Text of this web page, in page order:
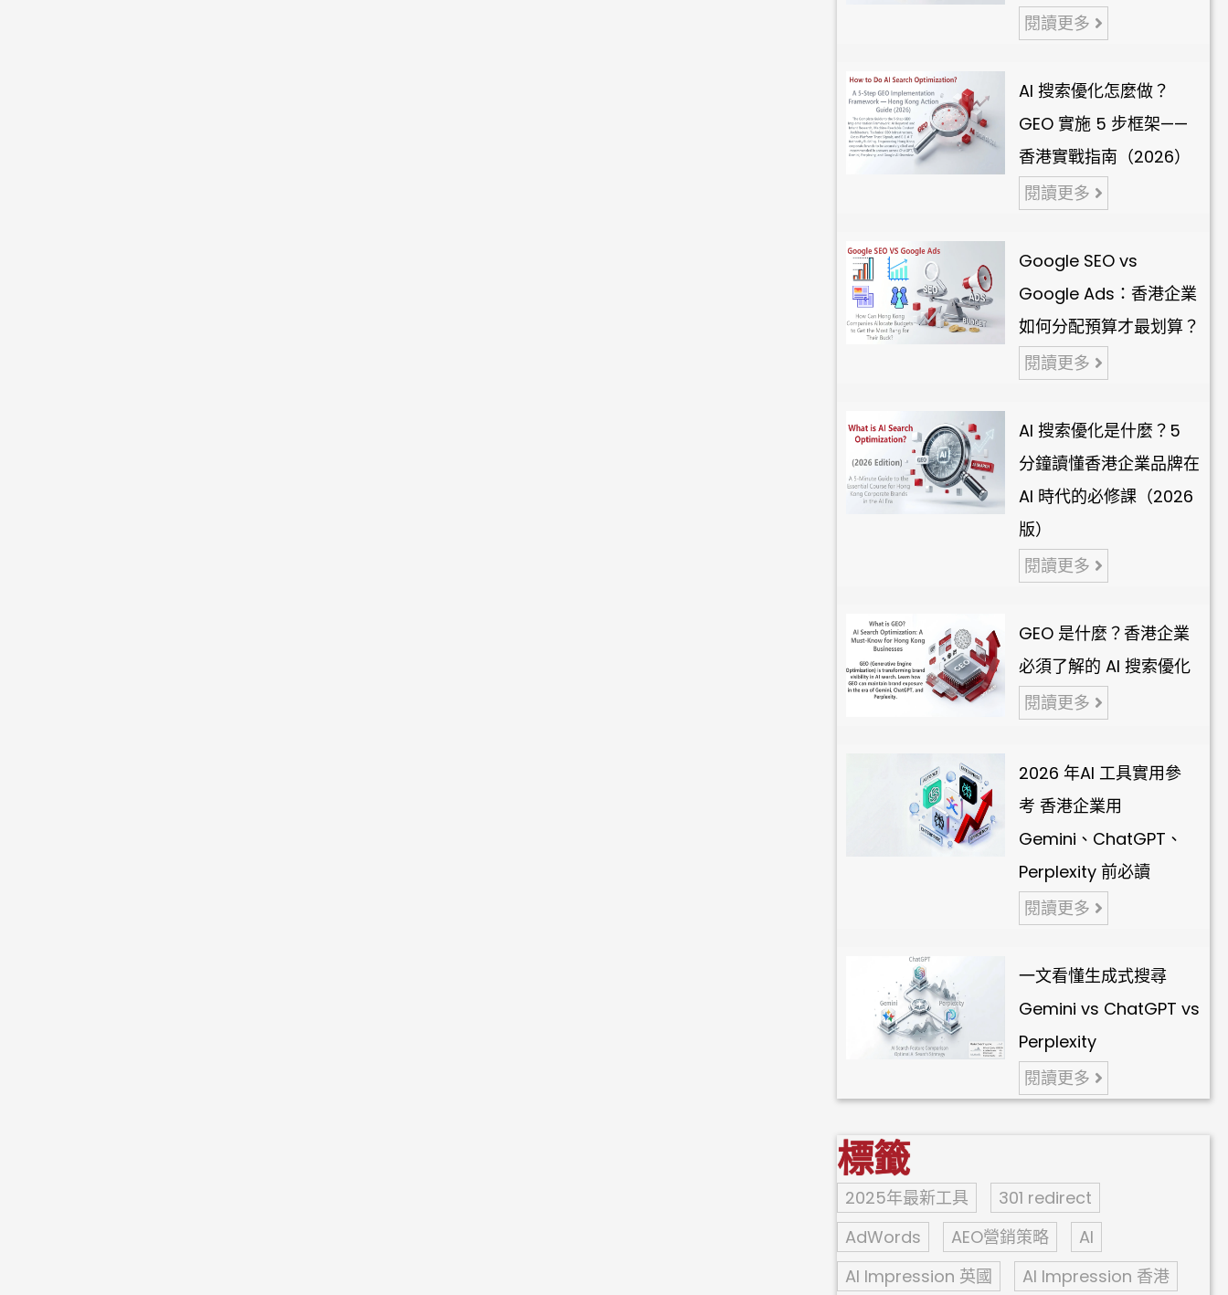
閱讀更多
AI 搜索優化怎麼做？
GEO 實施 5 步框架——
香港實戰指南（2026）
閱讀更多
Google SEO vs
Google Ads：香港企業
如何分配預算才最划算？
閱讀更多
AI 搜索優化是什麼？5
分鐘讀懂香港企業品牌在
AI 時代的必修課（2026
版）
閱讀更多
GEO 是什麼？香港企業
必須了解的 AI 搜索優化
閱讀更多
2026 年AI 工具實用參
考 香港企業用
Gemini、ChatGPT、
Perplexity 前必讀
閱讀更多
一文看懂生成式搜尋
Gemini vs ChatGPT vs
Perplexity
閱讀更多
標籤
2025年最新工具
301 redirect
AdWords
AEO營銷策略
AI
AI Impression 英國
AI Impression 香港